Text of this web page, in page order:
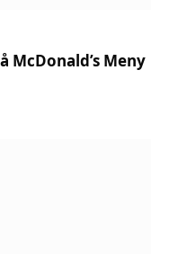
McDonald’s Meny